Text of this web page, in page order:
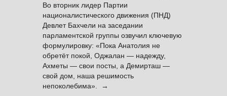
Во вторник лидер Партии
националистического движения (ПНД)
Девлет Бахчели на заседании
парламентской группы озвучил ключевую
формулировку: «Пока Анатолия не
обретёт покой, Оджалан — надежду,
Ахметы — свои посты, а Демирташ —
свой дом, наша решимость
непоколебима». →